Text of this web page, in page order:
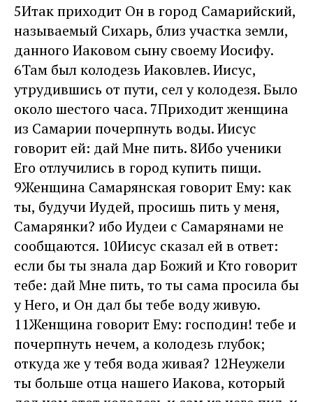
5Итак приходит Он в город Самарийский,
называемый Сихарь, близ участка земли,
данного Иаковом сыну своему Иосифу.
6Там был колодезь Иаковлев. Иисус,
утрудившись от пути, сел у колодезя. Было
около шестого часа. 7Приходит женщина
из Самарии почерпнуть воды. Иисус
говорит ей: дай Мне пить. 8Ибо ученики
Его отлучились в город купить пищи.
9Женщина Самарянская говорит Ему: как
ты, будучи Иудей, просишь пить у меня,
Самарянки? ибо Иудеи с Самарянами не
сообщаются. 10Иисус сказал ей в ответ:
если бы ты знала дар Божий и Кто говорит
тебе: дай Мне пить, то ты сама просила бы
у Него, и Он дал бы тебе воду живую.
11Женщина говорит Ему: господин! тебе и
почерпнуть нечем, а колодезь глубок;
откуда же у тебя вода живая? 12Неужели
ты больше отца нашего Иакова, который